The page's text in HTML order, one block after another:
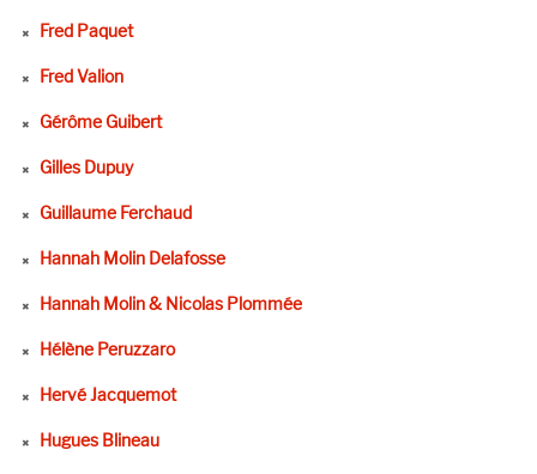
Fred Paquet
Fred Valion
Gérôme Guibert
Gilles Dupuy
Guillaume Ferchaud
Hannah Molin Delafosse
Hannah Molin & Nicolas Plommée
Hélène Peruzzaro
Hervé Jacquemot
Hugues Blineau